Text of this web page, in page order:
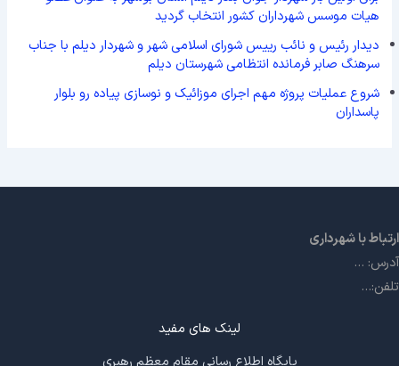
هیات موسس شهرداران کشور انتخاب گردید
دیدار رئیس و نائب رییس شورای اسلامی شهر و شهردار دیلم با جناب
سرهنگ صابر فرمانده انتظامی شهرستان دیلم
شروع عملیات پروژه مهم اجرای موزائیک و نوسازی پیاده رو بلوار
پاسداران
ارتباط با شهرداری
آدرس: ...
تلفن:...
لینک های مفید
پایگاه اطلاع رسانی مقام معظم رهبری